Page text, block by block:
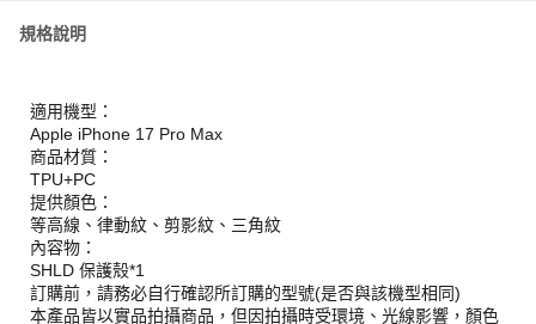
規格說明
適用機型：
Apple iPhone 17 Pro Max
商品材質：
TPU+PC
提供顏色：
等高線、律動紋、剪影紋、三角紋
內容物：
SHLD 保護殼*1
訂購前，請務必自行確認所訂購的型號(是否與該機型相同)
本產品皆以實品拍攝商品，但因拍攝時受環境、光線影響，顏色